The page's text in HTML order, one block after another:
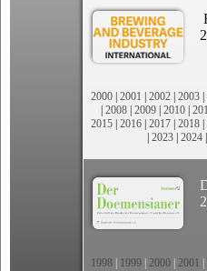
2000 | 2001 | 2002 | 2003 |
| 2008 | 2009 | 2010 |
2015 | 2016 | 2017 | 2018 |
| 2023| 2024|
1998 1999 2000 2001